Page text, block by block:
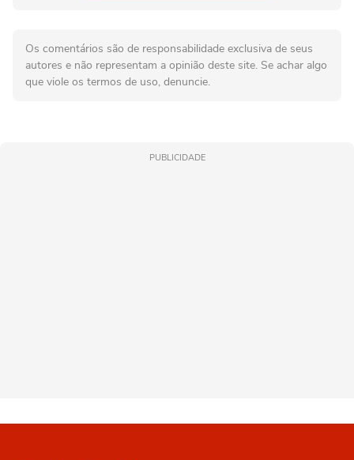
Os comentários são de responsabilidade exclusiva de seus
autores e não representam a opinião deste site. Se achar algo
que viole os termos de uso, denuncie.
PUBLICIDADE